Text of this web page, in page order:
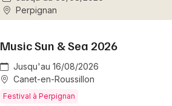
Perpignan
Music Sun & Sea 2026
Jusqu'au 16/08/2026
Canet-en-Roussillon
Festival à Perpignan